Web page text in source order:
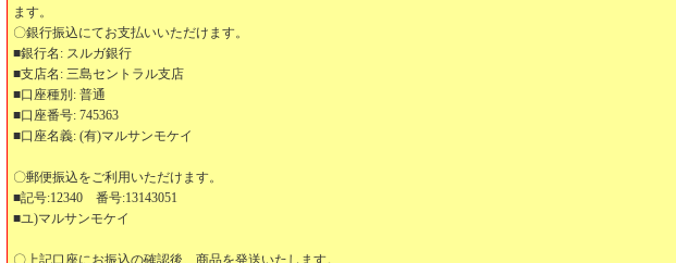
ます。
〇銀行振込にてお支払いいただけます。
■銀行名: スルガ銀行
■支店名: 三島セントラル支店
■口座種別: 普通
■口座番号: 745363
■口座名義: (有)マルサンモケイ
〇郵便振込をご利用いただけます。
■記号:12340 番号:13143051
■ユ)マルサンモケイ
〇上記口座にお振込の確認後、商品を発送いたします。